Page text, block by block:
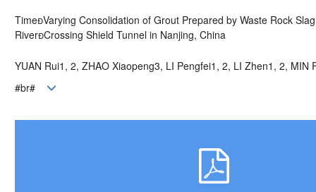
TimeVarying Consolidation of Grout Prepared by Waste Rock
RiverCrossing Shield Tunnel in Nanjing, China
YUAN Rui1, 2, ZHAO Xiaopeng3, LI Pengfei1, 2, LI Zhen1, 2, MIN
#br#